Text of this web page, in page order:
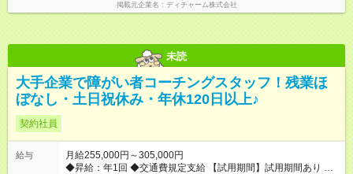
掲載元企業名 ディチャーム株式会社
未読
大手企業で障がい者コーチングスタッフ！残業ほ
ぼなし・土日祝休み・年休120日以上♪
契約社員
給与
月給255,000円～305,000円
◆昇給：年1回 ◆交通費規定支給 【試用期間】試用期間あり 試用